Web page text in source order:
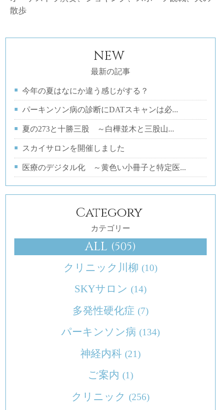
散歩
NEW
最新の記事
今年の夏はなにか違う感じがする？
パーキンソン病の診断にDATスキャンは必...
夏の273と十勝三股 ～白樺並木と三股山...
スカイサロンを開催しました
医療のデジタル化 ～黄色い小冊子と特定医...
Category
カテゴリー
ALL (505)
クリニック川柳 (10)
SKYサロン (14)
多発性硬化症 (7)
パーキンソン病 (134)
神経内科 (21)
ご案内 (1)
クリニック (256)